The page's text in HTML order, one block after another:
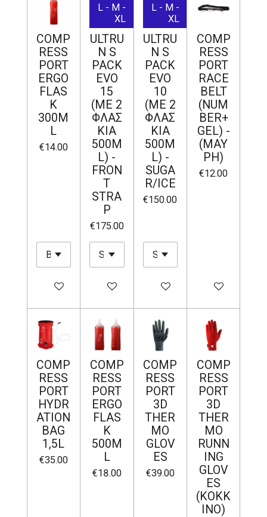
COMP
RESS
PORT
ERGO
FLAS
K
300M
L
€14.00
Add to cart
L - M -
XL
ULTRU
N S
PACK
EVO
15
(ΜΕ 2
ΦΛΑΣ
ΚΙΑ
500M
L) -
FRON
T
STRA
P
€175.00
Add to cart
L - M -
XL
ULTRU
N S
PACK
EVO
10
(ΜΕ 2
ΦΛΑΣ
ΚΙΑ
500M
L) -
SUGA
R/ICE
€150.00
Add to cart
COMP
RESS
PORT
RACE
BELT
(NUM
BER+
GEL) -
(ΜΑΥ
ΡΗ)
€12.00
Add to cart
COMP
RESS
PORT
HYDR
ATION
BAG
1,5L
€35.00
COMP
RESS
PORT
ERGO
FLAS
K
500M
L
€18.00
COMP
RESS
PORT
3D
THER
MO
GLOV
ES
€39.00
COMP
RESS
PORT
3D
THER
MO
RUNN
ING
GLOV
ES
(ΚΟΚΚ
ΙΝΟ)